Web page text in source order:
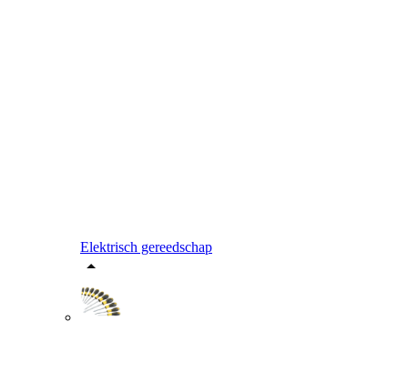
Elektrisch gereedschap